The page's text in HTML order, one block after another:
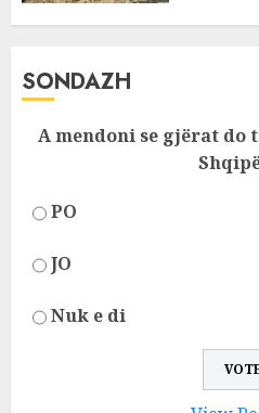
SONDAZH
A mendoni se gjërat do
PO
JO
Nuk e di